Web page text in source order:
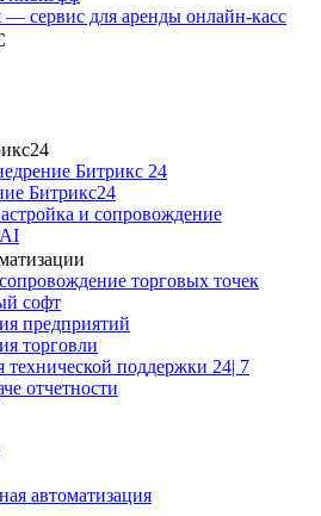
— сервис для аренды онлайн-касс
Битрикс 24
Битрикс24
и сопровождение
торговых точек
софт
предприятий
торговли
технической поддержки 24| 7
отчетности
автоматизация